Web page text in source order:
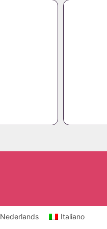
Nederlands Italiano